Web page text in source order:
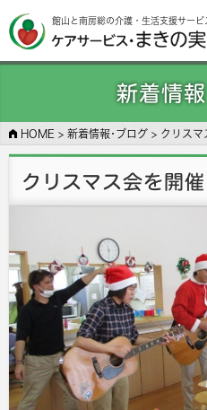
館山と南房総の介護・生活支援サービ
新着情
HOME > 新着情報･ブログ > クリスマ
クリスマス会を開